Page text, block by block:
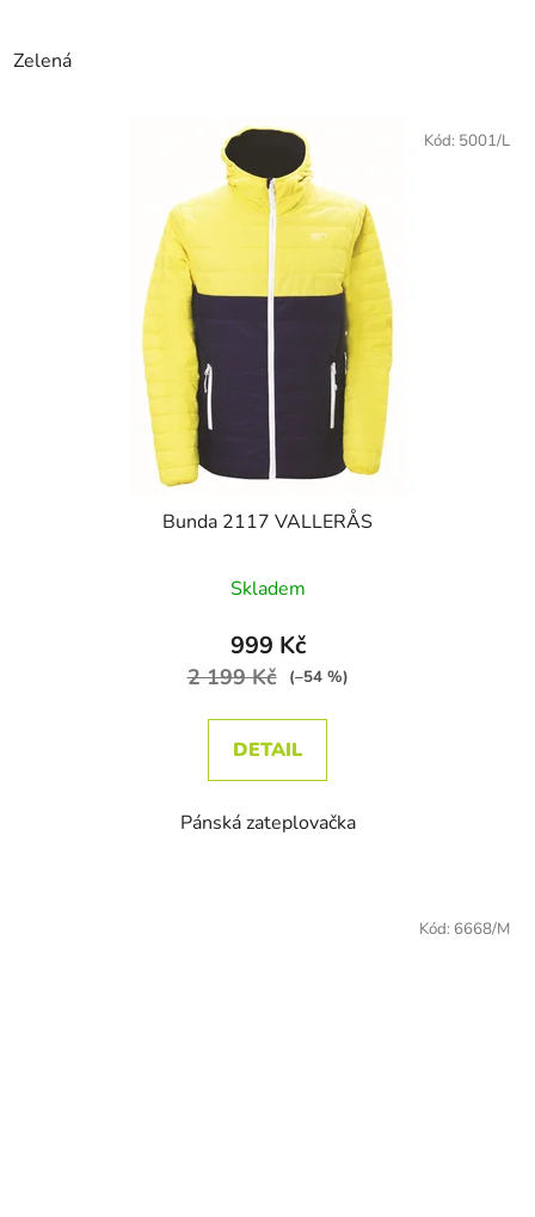
Zelená
Bunda 2117 VALLERÅS
Skladem
999 Kč
2 199 Kč (–54 %)
DETAIL
Pánská zateplovačka
Kód: 5001/L
Kód: 6668/M